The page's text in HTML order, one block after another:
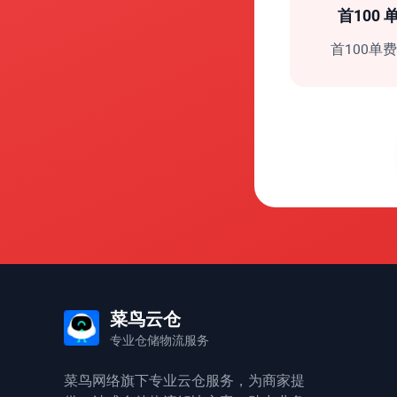
首100
首100单
菜鸟云仓
专业仓储物流服务
菜鸟网络旗下专业云仓服务，为商家提